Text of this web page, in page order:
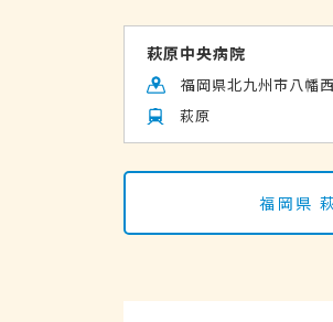
萩原中央病院
福岡県北九州市八幡
萩原
福岡県